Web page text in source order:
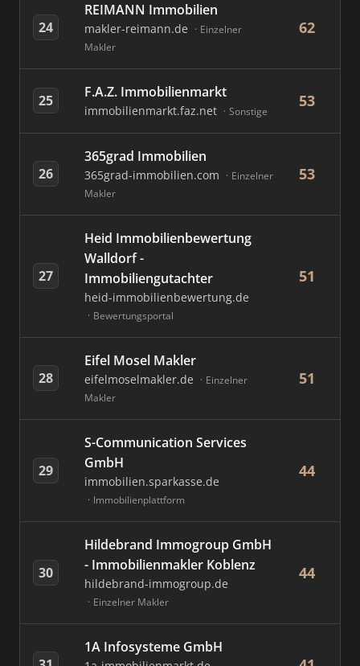
24
REIMANN Immobilien
makler-reimann.de
Einzelner
Makler
62
25 F.A.Z. Immobilienmarkt
immobilienmarkt.faz.net Sonstige
53
26
365grad Immobilien
365grad-immobilien.com
Einzelner
Makler
53
27
Heid Immobilienbewertung
Walldorf -
Immobiliengutachter
heid-immobilienbewertung.de
Bewertungsportal
51
28
Eifel Mosel Makler
eifelmoselmakler.de
Einzelner
Makler
51
29
S-Communication Services
GmbH
immobilien.sparkasse.de
Immobilienplattform
44
30
Hildebrand Immogroup GmbH
- Immobilienmakler Koblenz
hildebrand-immogroup.de
Einzelner Makler
44
1A Infosysteme GmbH